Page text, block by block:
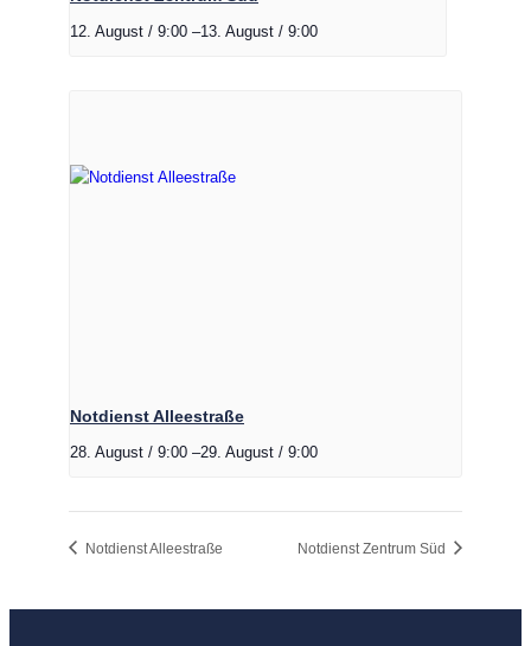
12. August / 9:00 –13. August / 9:00
Notdienst Alleestraße
28. August / 9:00 –29. August / 9:00
Notdienst Alleestraße Notdienst Zentrum Süd